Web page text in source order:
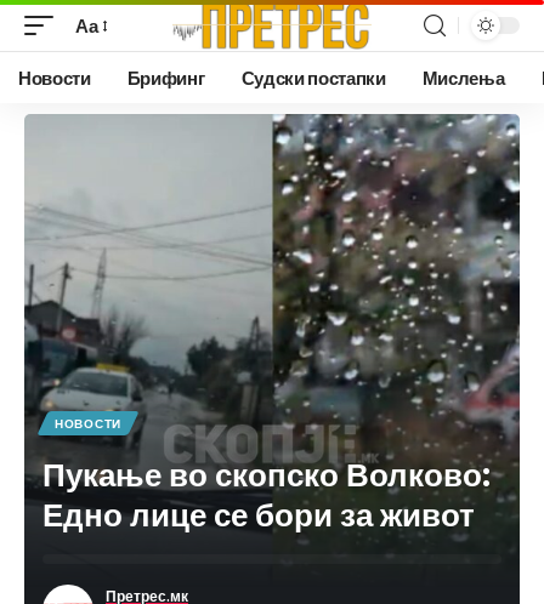
Аа
Новости Брифинг Судски постапки Мислења
НОВОСТИ
Пукање во скопско Волково:
Едно лице се бори за живот
Претрес.мк